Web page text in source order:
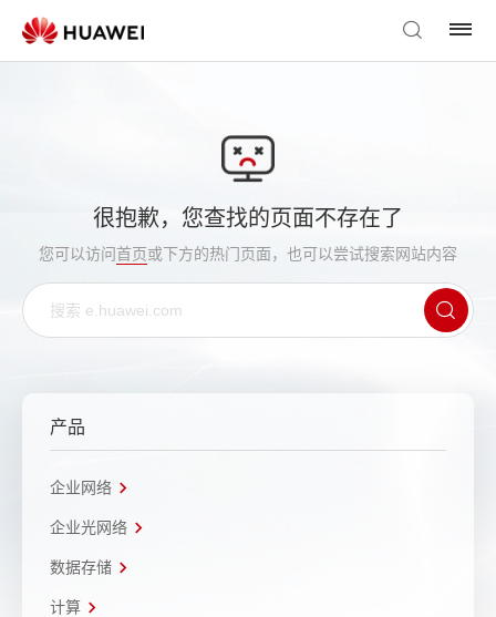
很抱歉，您查找的页面不存在了
您可以访问首页或下方的热门页面，也可以尝试搜索网站内容
产品
企业网络
企业光网络
数据存储
计算